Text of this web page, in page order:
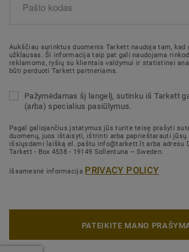
Aukščiau surinktus duomenis Tarkett naudoja tam,
užklausas. Ši informacija taip pat gali naudojama
reklamoms, ryšių su klientais valdymui ir statistinei
būti perduoti Tarkett partneriams.
Pažymėdamas šį langelį, sutinku iš Tarkett
(arba) specialius pasiūlymus.
Pagal galiojančius įstatymus jūs turite teisę prašyti
duomenų, juos ištaisyti, ištrinti arba paprieštarauti jūsų
išsiųsdami laišką el. paštu info@tarkett.lt arba adresu
Tarkett - Box 4538 - 19149 Sollentuna – Sweden.
Išsamesnė informacija PRIVACY POLICY
PATEIKITE MANO